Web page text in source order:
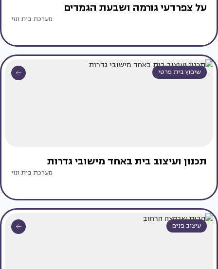
על צפרדעי גורמה ושבעת הגמדים
מערכת בית ונוי
שיפוץ בית פרטי
תכנון ועיצוב בית באחד מישובי גדרות
מערכת בית ונוי
עיצוב פנים